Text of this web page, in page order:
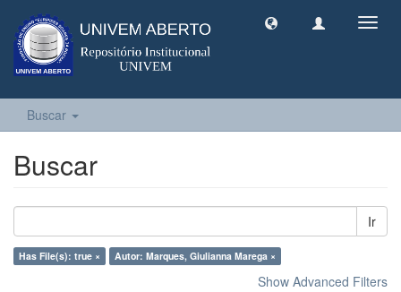
Buscar
Buscar
Ir
Has File(s): true × Autor: Marques, Giulianna Marega ×
Show Advanced Filters